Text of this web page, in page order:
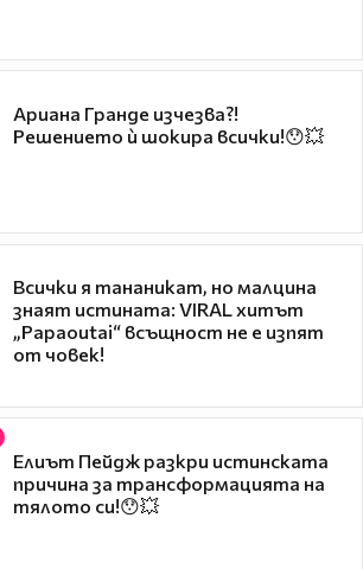
Ариана Гранде изчезва?!
Решението ѝ шокира всички!😯💥
Всички я тананикат, но малцина
знаят истината: VIRAL хитът
„Papaoutai“ всъщност не е изпят
от човек!
Елиът Пейдж разкри истинската
причина за трансформацията на
тялото си!😯💥